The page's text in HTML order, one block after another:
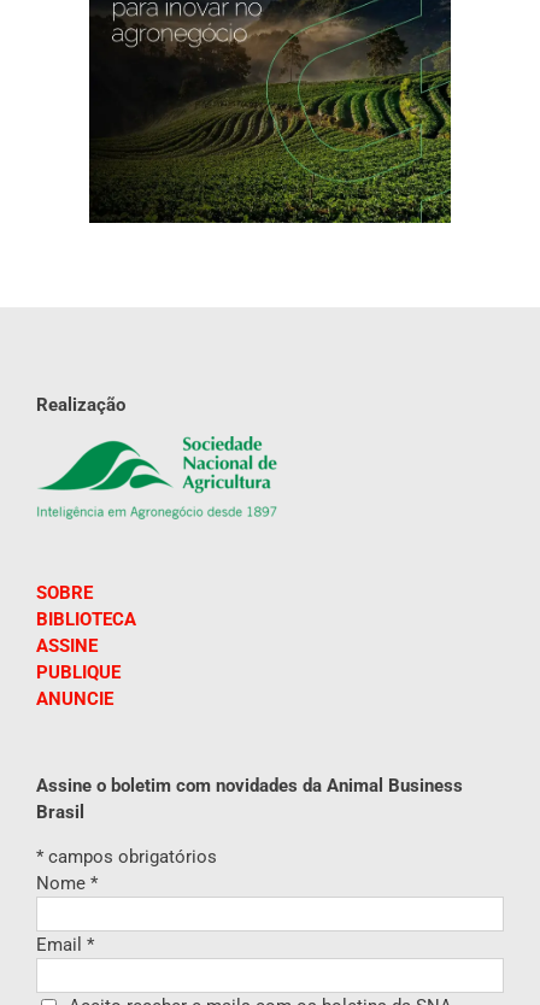
Realização
SOBRE
BIBLIOTECA
ASSINE
PUBLIQUE
ANUNCIE
Assine o boletim com novidades da Animal Business
Brasil
* campos obrigatórios
Nome *
Email *